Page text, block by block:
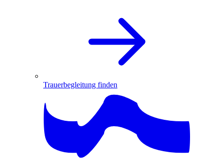
Trauerbegleitung finden